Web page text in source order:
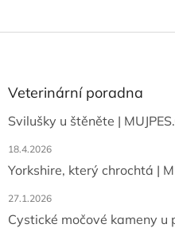
Z
aVeterinární poradna
Svilušky u štěněte |
18.4.2026
Yorkshire, který chrochtá |
27.1.2026
Cystické močové kameny u